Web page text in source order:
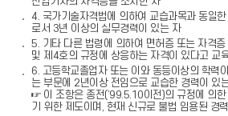
4. 국가기술자격법에 의하여 교습과목과 동일
로서 3년 이상의 실무경력이 있는 자
5. 기타 다른 법령에 의하여 면허증 또는 자격
및 제4호의 규정에 상응하는 자격이 있다고 교
6. 고등학교졸업자 또는 이와 동등이상의 학력
는 부문에 2년이상 전임으로 교습한 경력이 있
☞ 이 조항은 종전(‘99.5.10이전)의 규정에 의
기 위한 제도이며, 현재 신규로 불법 임용된 경